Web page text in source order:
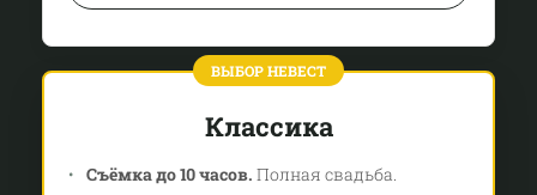
Классика
Съёмка до 10 часов. Полная свадьба.